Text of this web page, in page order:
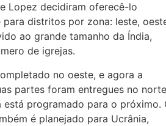
Lopez decidiram oferecê-lo
para distritos por zona: leste,
ao grande tamanho da Índia,
de igrejas.
no oeste, e agora a
partes foram entregues no
está programado para o próximo.
é planejado para Ucrânia,